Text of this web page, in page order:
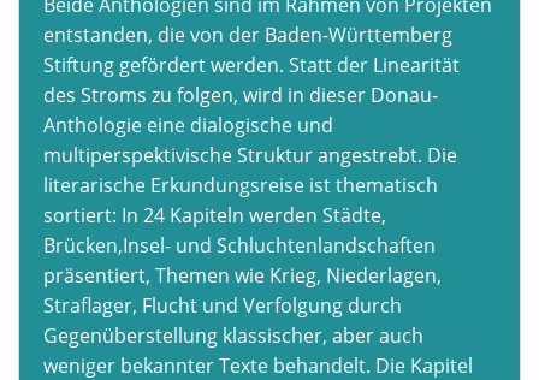
entstanden, die von der Baden-Württemberg
Stiftung gefördert werden. Statt der Linearität
des Stroms zu folgen, wird in dieser Donau-
Anthologie eine dialogische und
multiperspektivische Struktur angestrebt. Die
literarische Erkundungsreise ist thematisch
sortiert: In 24 Kapiteln werden Städte,
Brücken,Insel- und Schluchtenlandschaften
präsentiert, Themen wie Krieg, Niederlagen,
Straflager, Flucht und Verfolgung durch
Gegenüberstellung klassischer, aber auch
weniger bekannter Texte behandelt. Die Kapitel